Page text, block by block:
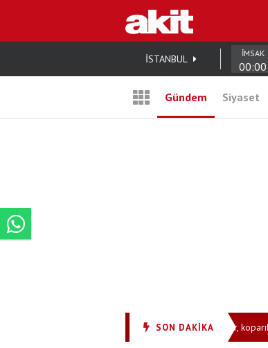
İSTANBUL İMSAK
00:00
Gündem Siyaset
SON DAKİKA
'ibret olsun' diye götürüyorlar: Çığlıklar, koparılan